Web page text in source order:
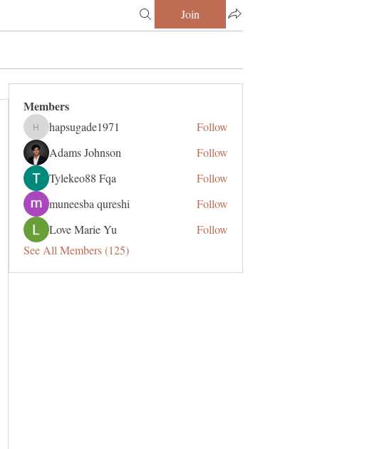
Join
Members
hapsugade1971
hapsugade1971
Follow
Adams Johnson
Follow
Tylekeo88 Fqa
Follow
muneesba qureshi
Follow
Love Marie Yu
Follow
See All Members (125)